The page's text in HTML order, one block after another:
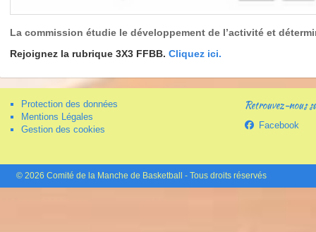
La commission étudie le développement de l’activité et
Rejoignez la rubrique 3X3 FFBB. Cliquez ici.
Protection des données
Mentions Légales
Gestion des cookies
Retrouvez-nous
Facebook
© 2026 Comité de la Manche de Basketball - Tous droits réservés